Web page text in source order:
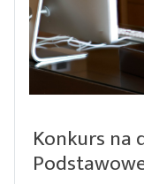
Konkurs na